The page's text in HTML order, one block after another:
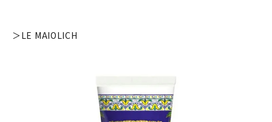
＞LE MAIOLICH